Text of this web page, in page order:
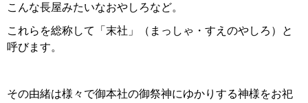
こんな長屋みたいなおやしろなど。
これらを総称して「末社」（まっしゃ・すえのやしろ）と
呼びます。
その由緒は様々で御本社の御祭神にゆかりする神様をお祀